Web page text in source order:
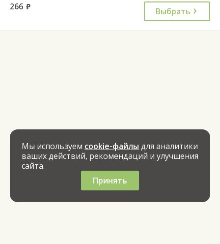
266 руб. Выбрать
Мы используем cookie-файлы для аналитики
ваших действий, рекомендаций и улучшения
сайта.
Принять